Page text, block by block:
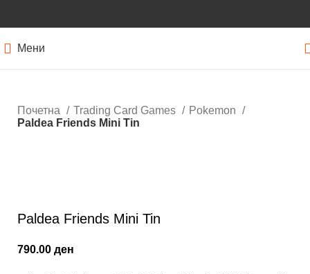
Мени
Почетна Trading Card Games
Pokemon
Paldea Friends Mini Tin
Paldea Friends Mini Tin
790.00 ден